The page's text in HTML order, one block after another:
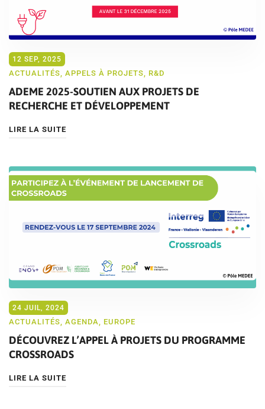
12 SEP, 2025
ACTUALITÉS, APPELS À PROJETS, R&D
ADEME 2025-SOUTIEN AUX PROJETS DE
RECHERCHE ET DÉVELOPPEMENT
LIRE LA SUITE
24 JUIL, 2024
ACTUALITÉS, AGENDA, EUROPE
DÉCOUVREZ L’APPEL À PROJETS DU PROGRAMME
CROSSROADS
LIRE LA SUITE